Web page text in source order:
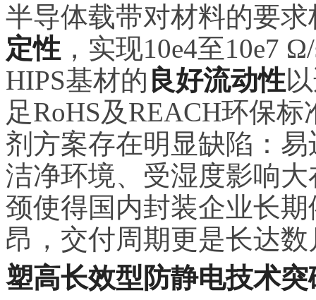
半导体载带对材料的要
定性 ，实现10e4至10e7
HIPS基材的 良好流动性
足RoHS及REACH环保
剂方案存在明显缺陷：
洁净环境、受湿度影响
颈使得国内封装企业长
昂，交付周期更是长达
塑高长效型防静电技术突